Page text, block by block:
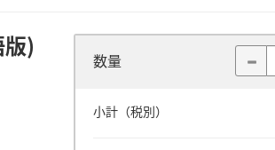
) 数量
小計（税別）